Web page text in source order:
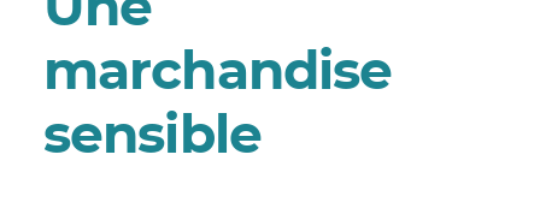
marchandise
sensible